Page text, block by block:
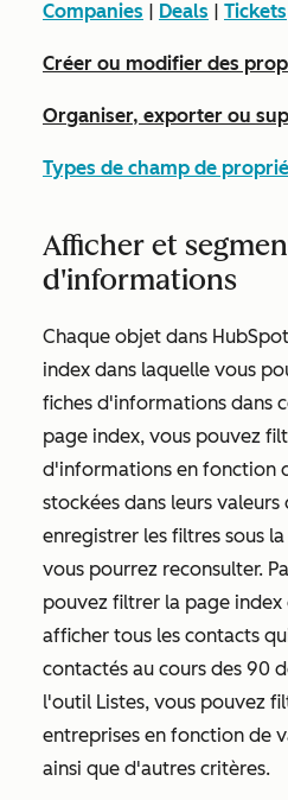
Companies | Deals | Tickets
Créer ou modifier des
Organiser, exporter ou
Types de champ de
Afficher et
d'informations
Chaque objet dans
index dans laquelle vous
fiches d'informations dans
page index, vous pouvez
d'informations en fonction
stockées dans leurs
enregistrer les filtres sous
vous pourrez reconsulter.
pouvez filtrer la page
afficher tous les contacts
contactés au cours des 90
l'outil Listes, vous pouvez
entreprises en fonction de
ainsi que d'autres critères.